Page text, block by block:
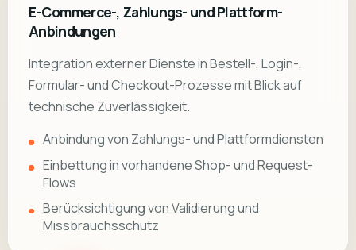
E-Commerce-, Zahlungs- und Plattform-
Anbindungen
Integration externer Dienste in Bestell-, Login-,
Formular- und Checkout-Prozesse mit Blick auf
technische Zuverlässigkeit.
Anbindung von Zahlungs- und Plattformdiensten
Einbettung in vorhandene Shop- und Request-
Flows
Berücksichtigung von Validierung und
Missbrauchsschutz